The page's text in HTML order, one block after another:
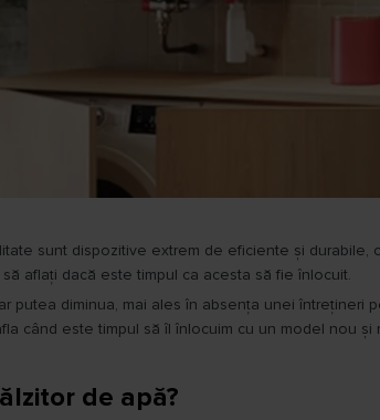
sunt dispozitive extrem de eficiente și
aflați dacă este timpul ca acesta să fie înlocuit.
putea diminua, mai ales în absența unei
când este timpul să îl înlocuim cu un model nou
de apă?